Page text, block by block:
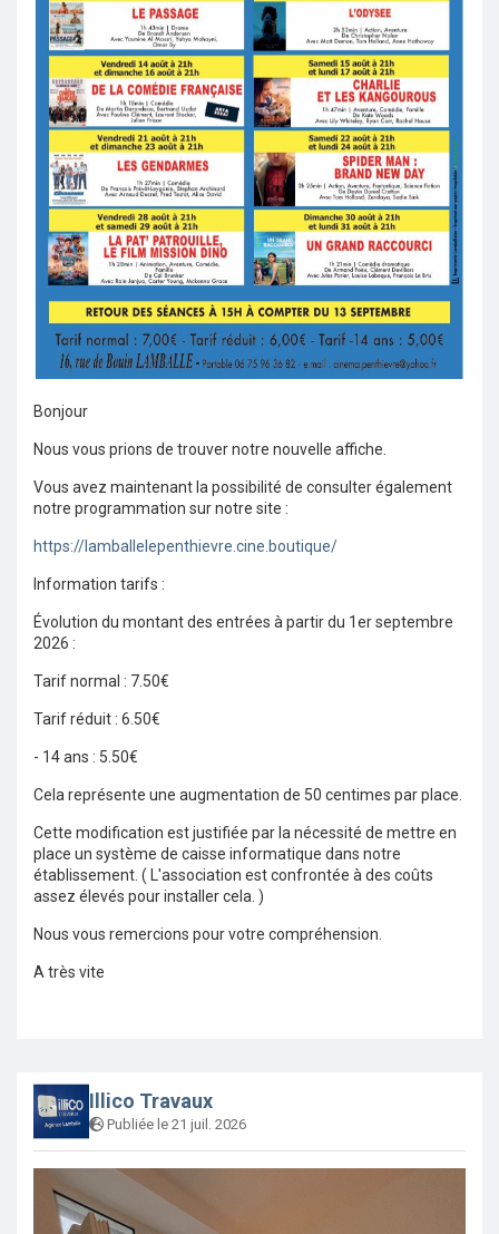
Bonjour
Nous vous prions de trouver notre nouvelle affiche.
Vous avez maintenant la possibilité de consulter également
notre programmation sur notre site :
https://lamballelepenthievre.cine.boutique/
Information tarifs :
Évolution du montant des entrées à partir du 1er septembre
2026 :
Tarif normal : 7.50€
Tarif réduit : 6.50€
- 14 ans : 5.50€
Cela représente une augmentation de 50 centimes par place.
Cette modification est justifiée par la nécessité de mettre en
place un système de caisse informatique dans notre
établissement. ( L'association est confrontée à des coûts
assez élevés pour installer cela. )
Nous vous remercions pour votre compréhension.
A très vite
Illico Travaux
Publiée le 21 juil. 2026